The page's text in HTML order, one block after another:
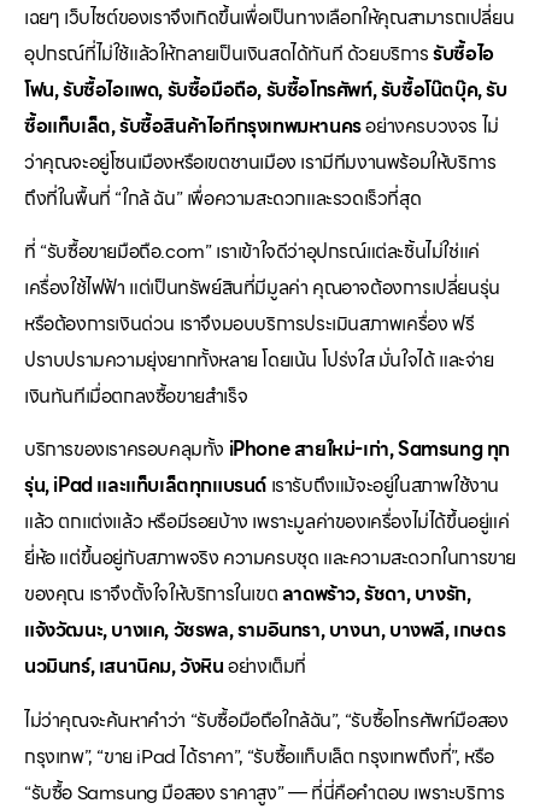
เฉยๆ เว็บไซต์ของเราจึงเกิดขึ้นเพื่อเป็นทางเลือกให้คุณสามารถเปลี่ยน
อุปกรณ์ที่ไม่ใช้แล้วให้กลายเป็นเงินสดได้ทันที ด้วยบริการรับซื้อไอ
โฟน, รับซื้อไอแพด, รับซื้อมือถือ, รับซื้อโทรศัพท์, รับซื้อโน๊ตบุ๊ค, รับ
ซื้อแท็บเล็ต, รับซื้อสินค้าไอทีกรุงเทพมหานครอย่างครบวงจร ไม่
ว่าคุณจะอยู่โซนเมืองหรือเขตชานเมือง เรามีทีมงานพร้อมให้บริการ
ถึงที่ในพื้นที่ “ใกล้ ฉัน” เพื่อความสะดวกและรวดเร็วที่สุด
ที่ “รับซื้อขายมือถือ.com” เราเข้าใจดีว่าอุปกรณ์แต่ละชิ้นไม่ใช่แค่
เครื่องใช้ไฟฟ้า แต่เป็นทรัพย์สินที่มีมูลค่า คุณอาจต้องการเปลี่ยนรุ่น
หรือต้องการเงินด่วน เราจึงมอบบริการประเมินสภาพเครื่อง ฟรี
ปราบปรามความยุ่งยากทั้งหลาย โดยเน้น โปร่งใส มั่นใจได้ และจ่าย
เงินทันทีเมื่อตกลงซื้อขายสำเร็จ
บริการของเราครอบคลุมทั้ง iPhone สายใหม่-เก่า, Samsung ทุก
รุ่น, iPad และแท็บเล็ตทุกแบรนด์ เรารับถึงแม้จะอยู่ในสภาพใช้งาน
แล้ว ตกแต่งแล้ว หรือมีรอยบ้าง เพราะมูลค่าของเครื่องไม่ได้ขึ้นอยู่แค่
ยี่ห้อ แต่ขึ้นอยู่กับสภาพจริง ความครบชุด และความสะดวกในการขาย
ของคุณ เราจึงตั้งใจให้บริการในเขตลาดพร้าว, รัชดา, บางรัก,
แจ้งวัฒนะ, บางแค, วัชรพล, รามอินทรา, บางนา, บางพลี, เกษตร
นวมินทร์, เสนานิคม, วังหินอย่างเต็มที่
ไม่ว่าคุณจะค้นหาคำว่า “รับซื้อมือถือใกล้ฉัน”, “รับซื้อโทรศัพท์มือสอง
กรุงเทพ”, “ขาย iPad ได้ราคา”, “รับซื้อแท็บเล็ต กรุงเทพถึงที่”, หรือ
“รับซื้อ Samsung มือสอง ราคาสูง” — ที่นี่คือคำตอบ เพราะบริการ